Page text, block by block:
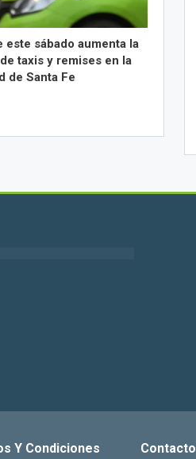
este sábado aumenta la
taxis y remises en la
de Santa Fe
Y Condiciones Contacto